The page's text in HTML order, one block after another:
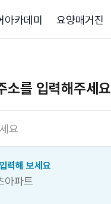
아카데미 요양매거진
소를 입력해주세요
력해 보세요
아파트